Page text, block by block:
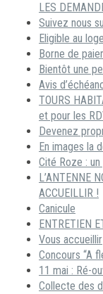
LES
Suivez nous
Eligible au
Borne de
Bientôt une
Avis
TOURS
et pour les
Devenez
En images la
Cité Roze :
L’ANTENNE
ACCUEILLIR !
Canicule
ENTRETIEN
Vous accueillir
Concours “A
11 mai : Ré-
Collecte des